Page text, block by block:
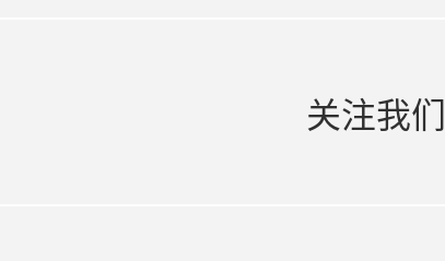
关注我们